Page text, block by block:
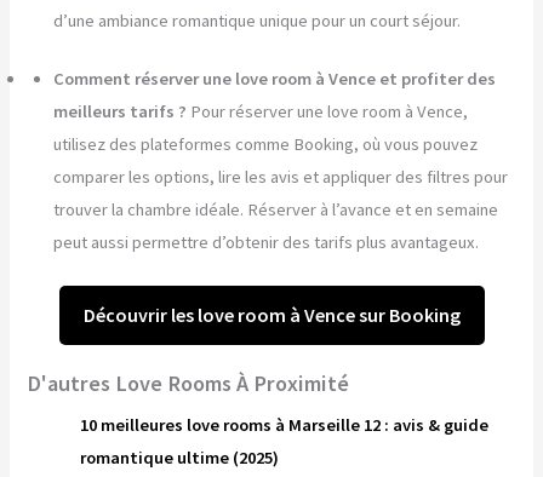
d’une ambiance romantique unique pour un court séjour.
Comment réserver une love room à Vence et profiter des
meilleurs tarifs ? Pour réserver une love room à Vence,
utilisez des plateformes comme Booking, où vous pouvez
comparer les options, lire les avis et appliquer des filtres pour
trouver la chambre idéale. Réserver à l’avance et en semaine
peut aussi permettre d’obtenir des tarifs plus avantageux.
Découvrir les love room à Vence sur Booking
D'autres Love Rooms À Proximité
10 meilleures love rooms à Marseille 12 : avis & guide
romantique ultime (2025)